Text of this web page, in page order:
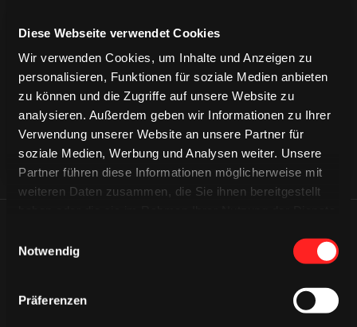
Diese Webseite verwendet Cookies
Wir verwenden Cookies, um Inhalte und Anzeigen zu
personalisieren, Funktionen für soziale Medien anbieten
zu können und die Zugriffe auf unsere Website zu
analysieren. Außerdem geben wir Informationen zu Ihrer
Verwendung unserer Website an unsere Partner für
soziale Medien, Werbung und Analysen weiter. Unsere
Partner führen diese Informationen möglicherweise mit
weiteren Daten zusammen, die Sie ihnen bereitgestellt
Notwendig
Präferenzen
CAPS & CO
CAPS & CO
CAPS & CO